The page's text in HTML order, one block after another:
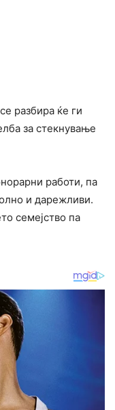
разбира ќе ги
за стекнување
работи, па
и дарежливи.
семејство па